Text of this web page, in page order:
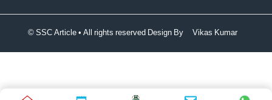
© SSC Article • All rights reserved Design By Vikas Kumar